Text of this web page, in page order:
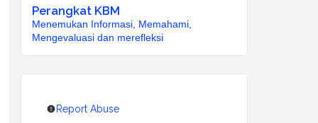
Perangkat KBM
Menemukan Informasi, Memahami,
Mengevaluasi dan merefleksi
Report Abuse